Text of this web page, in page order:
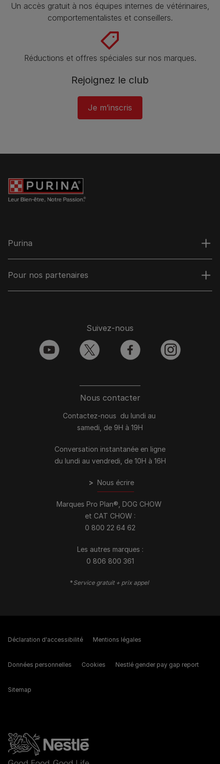
Un accès gratuit à nos équipes internes de vétérinaires,
comportementalistes et conseillers.
Réductions et offres spéciales sur nos marques.
Rejoignez le club
Je m’inscris
Purina
Pour nos partenaires
Nous contacter
Contactez-nous du lundi au
samedi, de 9H à 19H
Conversation instantanée en ligne
du lundi au vendredi, de 10H à 16H
> Nous écrire
Marques Pro Plan®, DOG CHOW
et CAT CHOW :
0 800 22 64 62
Les autres marques :​
0 806 800 361
*Service gratuit + prix appel
Suivez-nous
youtube twitter facebook instagram
Déclaration d'accessibilité Mentions légales
Données personnelles Cookies Nestlé gender pay gap report
Sitemap